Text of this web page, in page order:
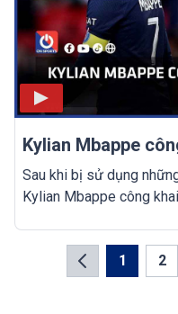
Kylian Mbappe
Sau khi bị sử dụng
Kylian Mbappe công
1 2